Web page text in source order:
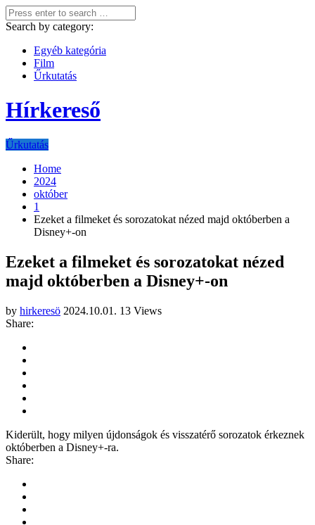
Search by category:
Egyéb kategória
Film
Űrkutatás
Hírkereső
Űrkutatás
Home
2024
október
1
Ezeket a filmeket és sorozatokat nézed majd októberben a
Disney+-on
Ezeket a filmeket és sorozatokat nézed
majd októberben a Disney+-on
by hirkeresö 2024.10.01. 13 Views
Share:
Kiderült, hogy milyen újdonságok és visszatérő sorozatok érkeznek
októberben a Disney+-ra.
Share: